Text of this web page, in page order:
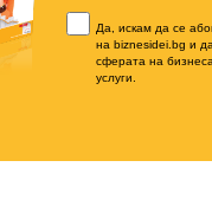
Да, искам да се
на biznesidei.bg и
сферата на
услуги.